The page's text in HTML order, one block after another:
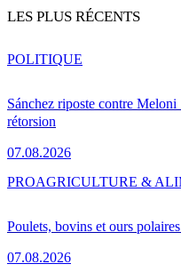
LES PLUS RÉCENTS
Sánchez riposte contre Meloni
rétorsion
07.08.2026
POLITIQUE
Poulets, bovins et ours
07.08.2026
PROAGRICULTURE &